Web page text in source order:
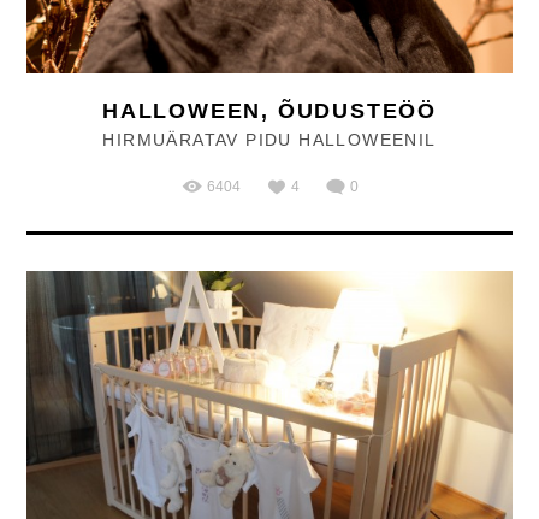
HALLOWEEN, ÕUDUSTEÖÖ
HIRMUÄRATAV PIDU HALLOWEENIL
6404 4 0